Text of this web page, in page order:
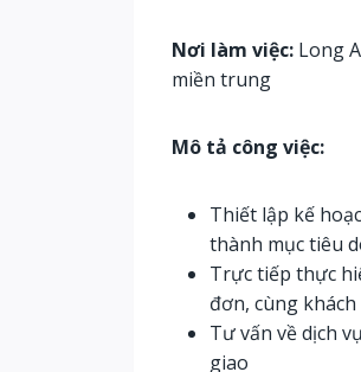
Nơi làm việc: Long
miền trung
Mô tả công việc:
Thiết lập kế
thành mục tiêu
Trực tiếp thực
đơn, cùng
Tư vấn về dịch
giao